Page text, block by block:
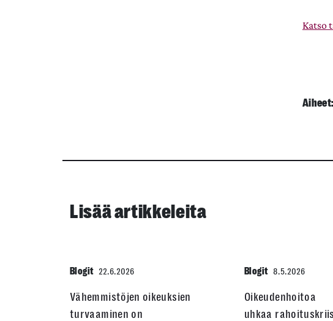
Katso
Aiheet:
Lisää artikkeleita
Blogit 22.6.2026
Vähemmistöjen oikeuksien
turvaaminen on
Blogit 8.5.2026
Oikeudenhoitoa
uhkaa